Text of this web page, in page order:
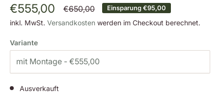
Sonderpreis
€555,00 Normalpreis
€650,00 Einsparung€95,00
inkl. MwSt. Versandkosten werden im Checkout berechnet.
Variante
Ausverkauft